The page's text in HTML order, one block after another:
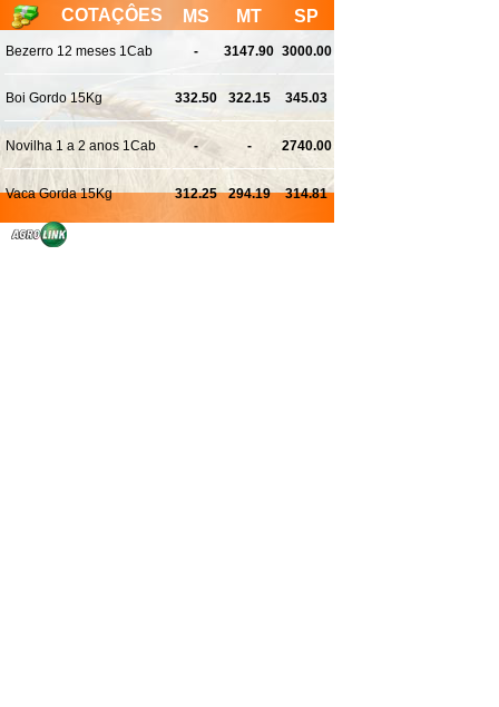
COTAÇÔES MS MT SP
Bezerro 12 meses 1Cab - 3147.90 3000.00
Boi Gordo 15Kg 332.50 322.15 345.03
Novilha 1 a 2 anos 1Cab - - 2740.00
Vaca Gorda 15Kg 312.25 294.19 314.81